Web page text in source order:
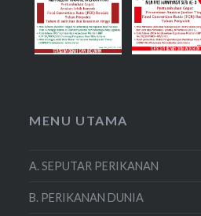
MENU UTAMA
A. SEPUTAR PERIKANAN
B. PERIKANAN DUNIA